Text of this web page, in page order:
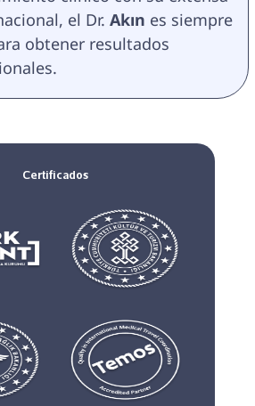
el Dr. Akın es siempre
obtener resultados
Certificados